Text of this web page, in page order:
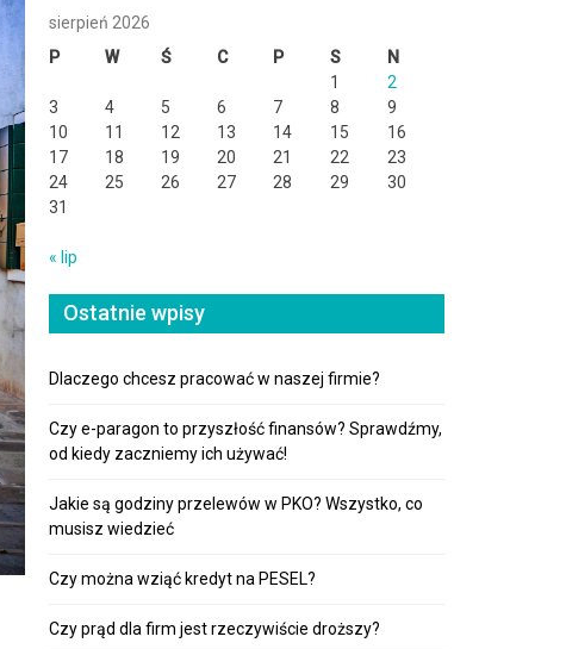
sierpień 2026
P
W Ś C P S
N
1
2
3
4 5 6 7 8
9
10
11 12 13 14 15
16
17
18 19 20 21 22
23
24
25 26 27 28 29
30
31
« lip
Ostatnie wpisy
Dlaczego chcesz pracować w naszej firmie?
Czy e-paragon to przyszłość finansów? Sprawdźmy,
od kiedy zaczniemy ich używać!
Jakie są godziny przelewów w PKO? Wszystko, co
musisz wiedzieć
Czy można wziąć kredyt na PESEL?
Czy prąd dla firm jest rzeczywiście droższy?